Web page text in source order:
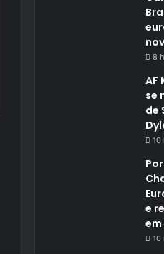
8
AF
se
de
10
e
em
10